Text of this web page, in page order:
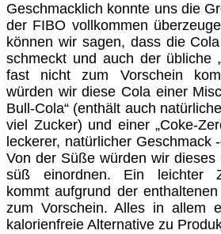
Geschmacklich konnte uns die
der FIBO vollkommen
können wir sagen, dass die
schmeckt und auch der übliche
fast nicht zum Vorschein
würden wir diese Cola einer
Bull-Cola“ (enthält auch
viel Zucker) und einer „Coke-
leckerer, natürlicher Geschmack
Von der Süße würden wir
süß einordnen. Ein leichter
kommt aufgrund der
zum Vorschein. Alles in allem
kalorienfreie Alternative zu